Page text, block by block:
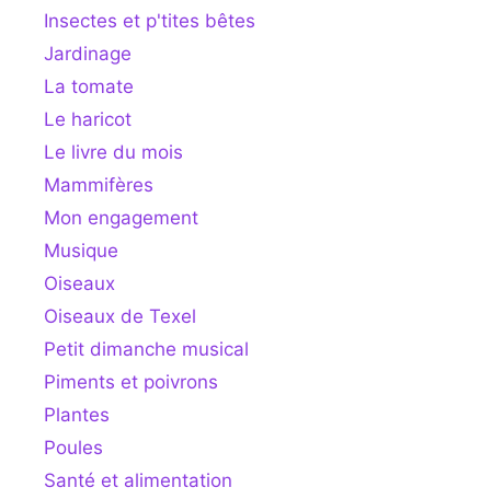
Insectes et p'tites bêtes
Jardinage
La tomate
Le haricot
Le livre du mois
Mammifères
Mon engagement
Musique
Oiseaux
Oiseaux de Texel
Petit dimanche musical
Piments et poivrons
Plantes
Poules
Santé et alimentation